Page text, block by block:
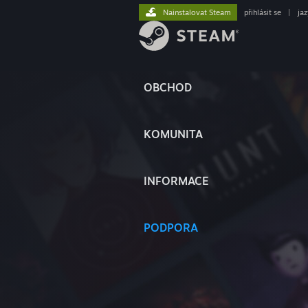
OBCHOD
KOMUNITA
INFORMACE
PODPORA
Nainstalovat Steam přihlásit se